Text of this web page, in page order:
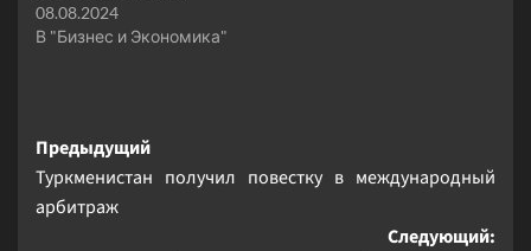
08.08.2024
В "Бизнес и Экономика"
Навигация
записи
Предыдущий
Туркменистан получил повестку в международный
арбитраж
Следующий: